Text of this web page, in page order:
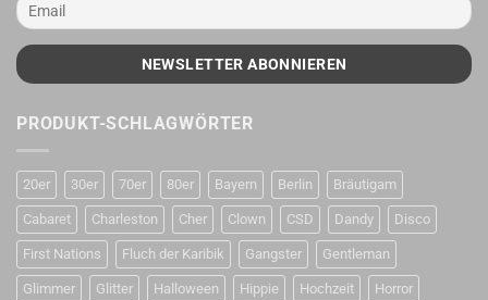
PRODUKT-SCHLAGWÖRTER
20er 30er 70er 80er Bayern Berlin Bräutigam
Cabaret Charleston Cher Clown CSD Dandy Disco
First Nations Fluch der Karibik Gangster Gentleman
Glimmer Glitter Halloween Hippie Hochzeit Horror